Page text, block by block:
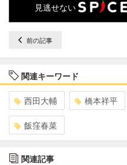
見逃せない
前の記事
関連キーワード
西田大輔 橋本祥平
飯窪春菜
関連記事